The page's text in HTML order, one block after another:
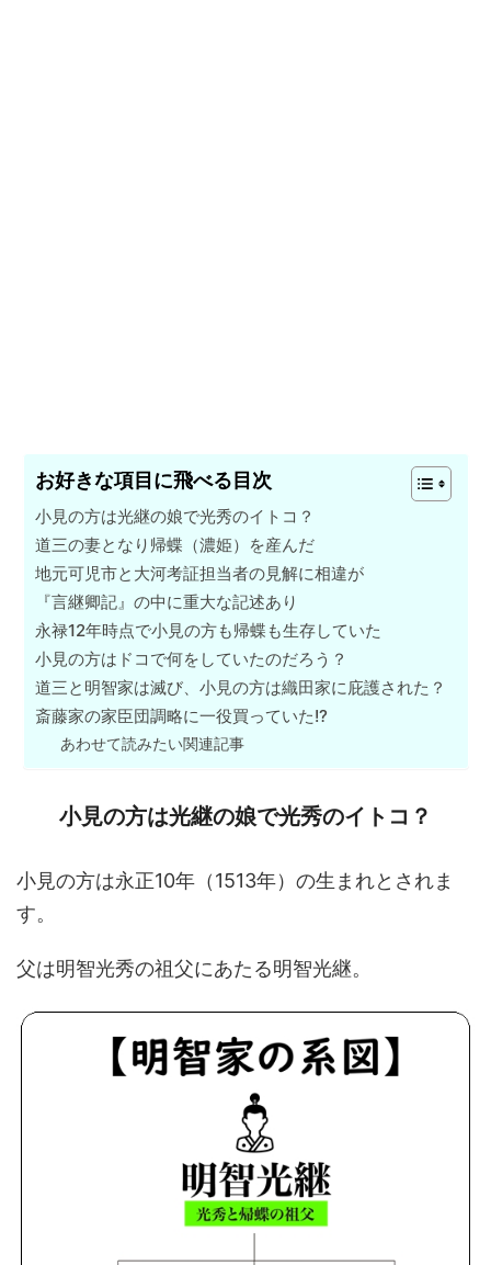
お好きな項目に飛べる目次
小見の方は光継の娘で光秀のイトコ？
道三の妻となり帰蝶（濃姫）を産んだ
地元可児市と大河考証担当者の見解に相違が
『言継卿記』の中に重大な記述あり
永禄12年時点で小見の方も帰蝶も生存していた
小見の方はドコで何をしていたのだろう？
道三と明智家は滅び、小見の方は織田家に庇護された？
斎藤家の家臣団調略に一役買っていた!?
あわせて読みたい関連記事
小見の方は光継の娘で光秀のイトコ？
小見の方は永正10年（1513年）の生まれとされま
す。
父は明智光秀の祖父にあたる明智光継。